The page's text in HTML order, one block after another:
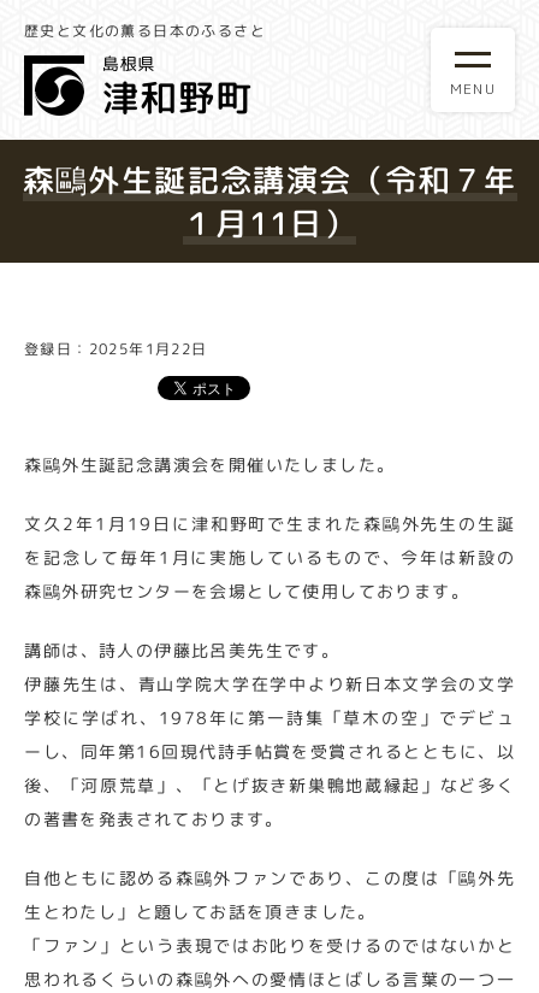
歴史と文化の薫る日本のふるさと
森鷗外生誕記念講演会（令和７年
１月11日）
登録日：2025年1月22日
森鷗外生誕記念講演会を開催いたしました。
文久2年1月19日に津和野町で生まれた森鷗外先生の生誕
を記念して毎年1月に実施しているもので、今年は新設の
森鷗外研究センターを会場として使用しております。
講師は、詩人の伊藤比呂美先生です。
伊藤先生は、青山学院大学在学中より新日本文学会の文学
学校に学ばれ、1978年に第一詩集「草木の空」でデビュ
ーし、同年第16回現代詩手帖賞を受賞されるとともに、以
後、「河原荒草」、「とげ抜き新巣鴨地蔵縁起」など多く
の著書を発表されております。
自他ともに認める森鷗外ファンであり、この度は「鷗外先
生とわたし」と題してお話を頂きました。
「ファン」という表現ではお叱りを受けるのではないかと
思われるくらいの森鷗外への愛情ほとばしる言葉の一つ一